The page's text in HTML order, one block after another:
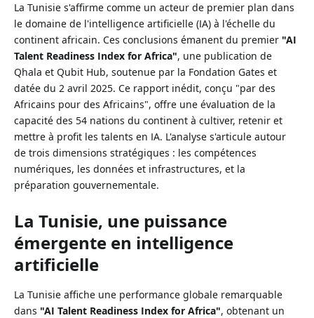
La Tunisie s'affirme comme un acteur de premier plan dans
le domaine de l'intelligence artificielle (IA) à l'échelle du
continent africain. Ces conclusions émanent du premier "AI
Talent Readiness Index for Africa", une publication de
Qhala et Qubit Hub, soutenue par la Fondation Gates et
datée du 2 avril 2025. Ce rapport inédit, conçu "par des
Africains pour des Africains", offre une évaluation de la
capacité des 54 nations du continent à cultiver, retenir et
mettre à profit les talents en IA. L'analyse s'articule autour
de trois dimensions stratégiques : les compétences
numériques, les données et infrastructures, et la
préparation gouvernementale.
La Tunisie, une puissance
émergente en intelligence
artificielle
La Tunisie affiche une performance globale remarquable
dans "AI Talent Readiness Index for Africa", obtenant un